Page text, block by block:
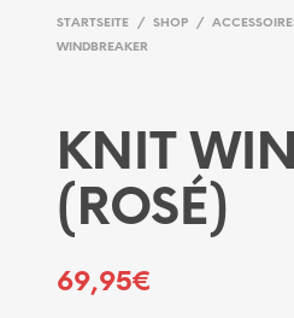
STARTSEITE / SHOP /
WINDBREAKER
KNIT
(ROSÉ)
69,95€